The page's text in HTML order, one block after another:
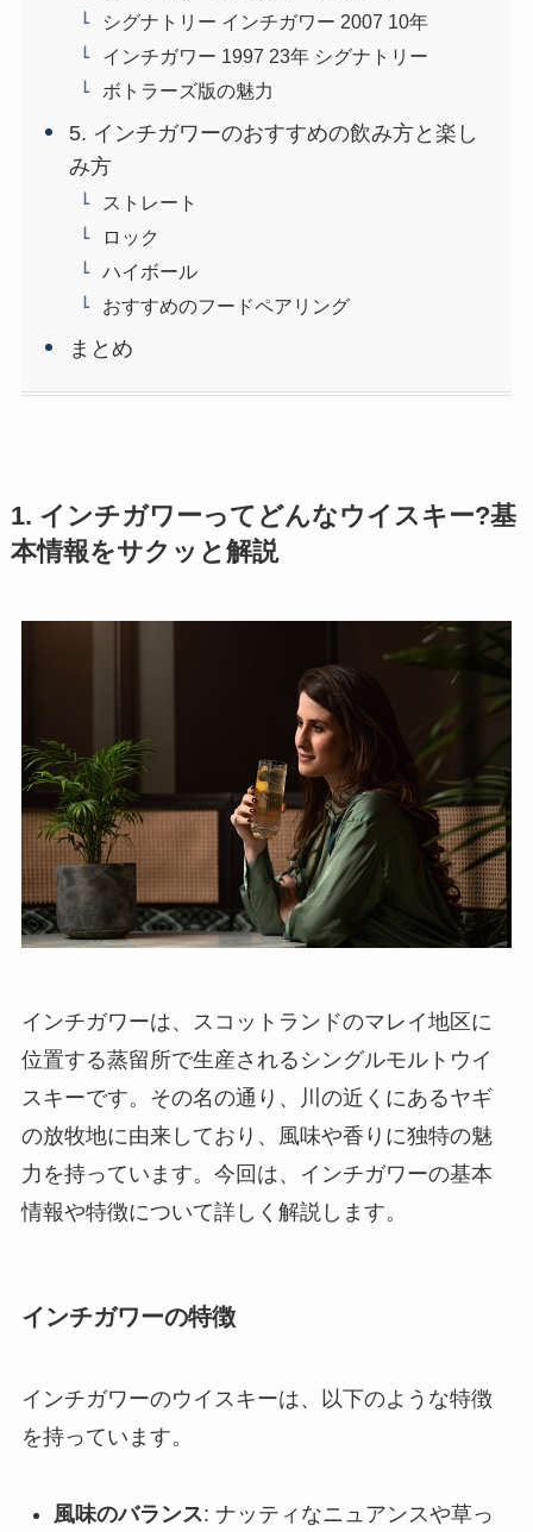
シグナトリー インチガワー 2007 10年
インチガワー 1997 23年 シグナトリー
ボトラーズ版の魅力
5. インチガワーのおすすめの飲み方と楽し
み方
ストレート
ロック
ハイボール
おすすめのフードペアリング
まとめ
1. インチガワーってどんなウイスキー?基
本情報をサクッと解説
インチガワーは、スコットランドのマレイ地区に
位置する蒸留所で生産されるシングルモルトウイ
スキーです。その名の通り、川の近くにあるヤギ
の放牧地に由来しており、風味や香りに独特の魅
力を持っています。今回は、インチガワーの基本
情報や特徴について詳しく解説します。
インチガワーの特徴
インチガワーのウイスキーは、以下のような特徴
を持っています。
風味のバランス: ナッティなニュアンスや草っ